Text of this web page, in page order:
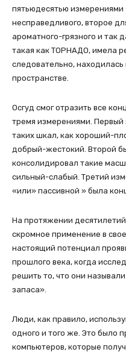
пятьюдесятью
несправедливого, второе
ароматного-грязного и так
такая как ТОРНАДО, имела
следовательно,
пространстве.
Осгуд смог отразить все
тремя измерениями.
таких шкал, как хороший-
добрый-жестокий. Второй
консолидировал такие
сильный-слабый. Третий
«или» пассивной » была
На протяжении
скромное применение в
настоящий потенциал
прошлого века, когда
решить то, что они
запаса».
Люди, как правило,
одного и того же. Это было
компьютеров, которые